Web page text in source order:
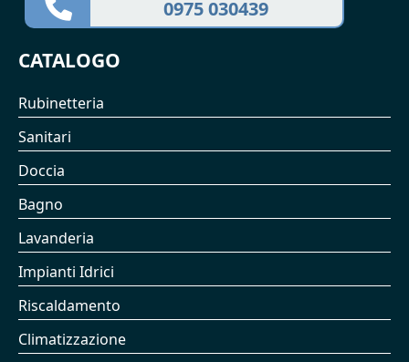
0975 030439
CATALOGO
Rubinetteria
Sanitari
Doccia
Bagno
Lavanderia
Impianti Idrici
Riscaldamento
Climatizzazione